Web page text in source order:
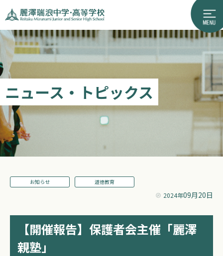
ニュース・トピックス
お知らせ 道徳教育
2024年09月20日
【開催報告】保護者会主催「麗澤
親塾」